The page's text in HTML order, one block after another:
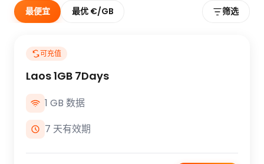
最便宜 最优 €/GB 筛选
可充值
Laos 1GB 7Days
1 GB 数据
7 天有效期